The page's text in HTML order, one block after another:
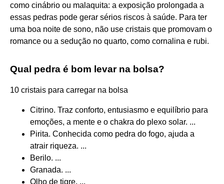
como cinábrio ou malaquita: a exposição prolongada a
essas pedras pode gerar sérios riscos à saúde. Para ter
uma boa noite de sono, não use cristais que promovam o
romance ou a sedução no quarto, como cornalina e rubi.
Qual pedra é bom levar na bolsa?
10 cristais para carregar na bolsa
Citrino. Traz conforto, entusiasmo e equilíbrio para
emoções, a mente e o chakra do plexo solar. ...
Pirita. Conhecida como pedra do fogo, ajuda a
atrair riqueza. ...
Berilo. ...
Granada. ...
Olho de tigre. ...